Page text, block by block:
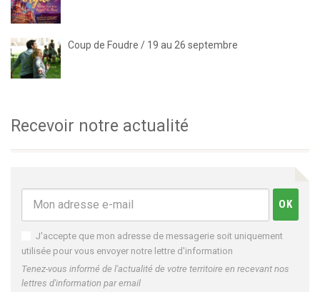
Coup de Foudre / 19 au 26 septembre
Recevoir notre actualité
J'accepte que mon adresse de messagerie soit uniquement
utilisée pour vous envoyer notre lettre d'information
Tenez-vous informé de l'actualité de votre territoire en recevant nos
lettres d'information par email